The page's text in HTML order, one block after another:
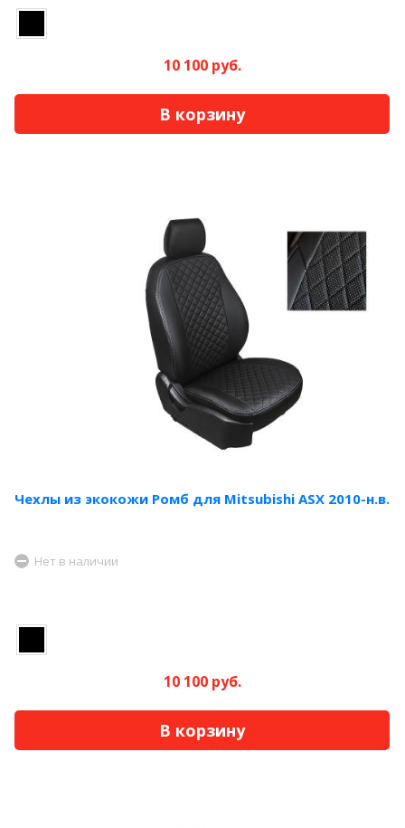
10 100 руб.
В корзину
Чехлы из экокожи Ромб для Mitsubishi ASX 2010-н.в.
Нет в наличии
10 100 руб.
В корзину